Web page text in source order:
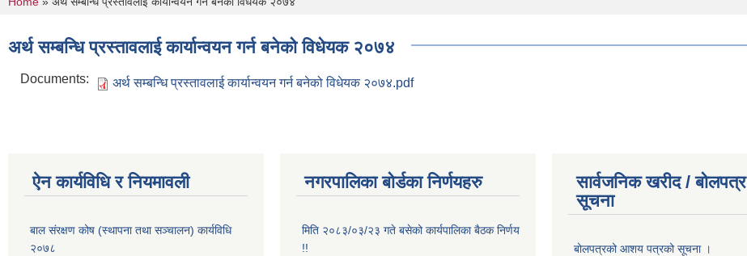
अर्थ सम्बन्धि प्रस्तावलाई कार्यान्वयन गर्न बनेको विधेयक २०७४
Documents: अर्थ सम्बन्धि प्रस्तावलाई कार्यान्वयन गर्न बनेको विधेयक २०७४.pdf
ऐन कार्यविधि र नियमावली
बाल संरक्षण कोष (स्थापना तथा सञ्चालन) कार्यविधि
२०७८
नगरपालिका बोर्डका निर्णयहरु
मिति २०८३/०३/२३ गते बसेको कार्यपालिका बैठक निर्णय
!!
सार्वजनिक खरीद / बोलपत्र
सूचना
बोलपत्रको आशय पत्रको सूचना ।